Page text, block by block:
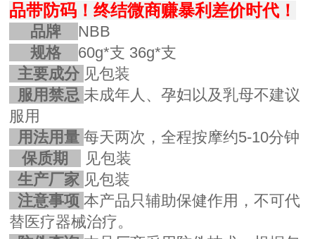
品带防码！终结微商赚暴利差价时代！
品牌
NBB
规格
60g*支 36g*支
主要成分 见包装
服用禁忌 未成年人、孕妇以及乳母不建议
服用
用法用量 每天两次，全程按摩约5-10分钟
保质期
见包装
生产厂家 见包装
注意事项 本产品只辅助保健作用，不可代
替医疗器械治疗。